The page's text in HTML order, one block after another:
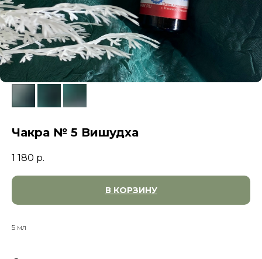
Чакра № 5 Вишудха
1 180 р.
В КОРЗИНУ
5 мл